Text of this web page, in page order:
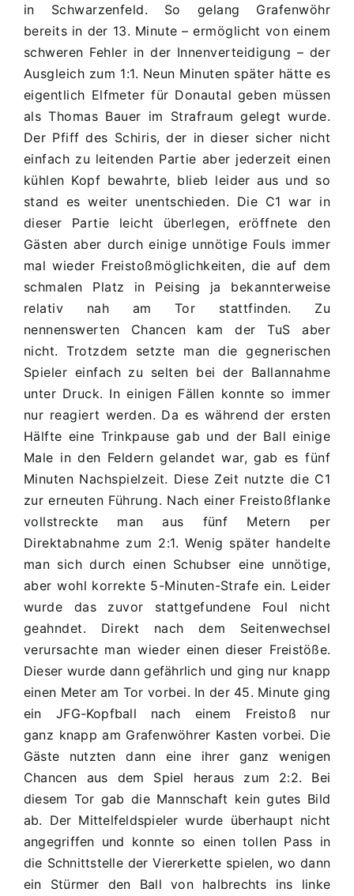
in Schwarzenfeld. So gelang Grafenwöhr
bereits in der 13. Minute – ermöglicht von einem
schweren Fehler in der Innenverteidigung – der
Ausgleich zum 1:1. Neun Minuten später hätte es
eigentlich Elfmeter für Donautal geben müssen
als Thomas Bauer im Strafraum gelegt wurde.
Der Pfiff des Schiris, der in dieser sicher nicht
einfach zu leitenden Partie aber jederzeit einen
kühlen Kopf bewahrte, blieb leider aus und so
stand es weiter unentschieden. Die C1 war in
dieser Partie leicht überlegen, eröffnete den
Gästen aber durch einige unnötige Fouls immer
mal wieder Freistoßmöglichkeiten, die auf dem
schmalen Platz in Peising ja bekannterweise
relativ nah am Tor stattfinden. Zu
nennenswerten Chancen kam der TuS aber
nicht. Trotzdem setzte man die gegnerischen
Spieler einfach zu selten bei der Ballannahme
unter Druck. In einigen Fällen konnte so immer
nur reagiert werden. Da es während der ersten
Hälfte eine Trinkpause gab und der Ball einige
Male in den Feldern gelandet war, gab es fünf
Minuten Nachspielzeit. Diese Zeit nutzte die C1
zur erneuten Führung. Nach einer Freistoßflanke
vollstreckte man aus fünf Metern per
Direktabnahme zum 2:1. Wenig später handelte
man sich durch einen Schubser eine unnötige,
aber wohl korrekte 5-Minuten-Strafe ein. Leider
wurde das zuvor stattgefundene Foul nicht
geahndet. Direkt nach dem Seitenwechsel
verursachte man wieder einen dieser Freistöße.
Dieser wurde dann gefährlich und ging nur knapp
einen Meter am Tor vorbei. In der 45. Minute ging
ein JFG-Kopfball nach einem Freistoß nur
ganz knapp am Grafenwöhrer Kasten vorbei. Die
Gäste nutzten dann eine ihrer ganz wenigen
Chancen aus dem Spiel heraus zum 2:2. Bei
diesem Tor gab die Mannschaft kein gutes Bild
ab. Der Mittelfeldspieler wurde überhaupt nicht
angegriffen und konnte so einen tollen Pass in
die Schnittstelle der Viererkette spielen, wo dann
ein Stürmer den Ball von halbrechts ins linke